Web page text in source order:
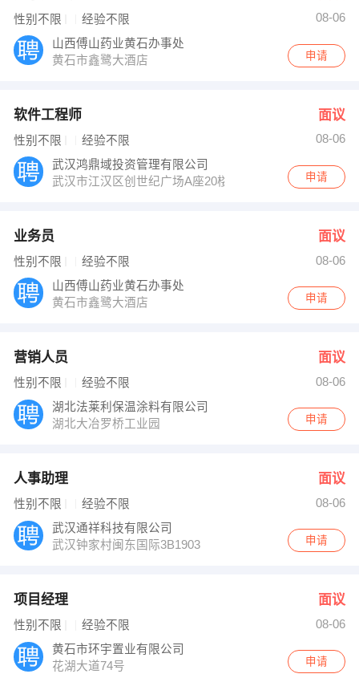
性别不限 经验不限
08-06
山西傅山药业黄石办事处
黄石市鑫鹭大酒店
申请
软件工程师 面议
性别不限 经验不限
08-06
武汉鸿鼎域投资管理有限公司
武汉市江汉区创世纪广场A座20楼18室
申请
业务员 面议
性别不限 经验不限
08-06
山西傅山药业黄石办事处
黄石市鑫鹭大酒店
申请
营销人员 面议
性别不限 经验不限
08-06
湖北法莱利保温涂料有限公司
湖北大冶罗桥工业园
申请
人事助理 面议
性别不限 经验不限
08-06
武汉通祥科技有限公司
武汉钟家村闽东国际3B1903
申请
项目经理 面议
性别不限 经验不限
08-06
黄石市环宇置业有限公司
花湖大道74号
申请